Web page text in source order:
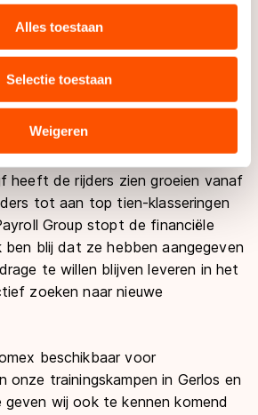
We delen informatie over
site met onze partners voor social
gegevens die u aan hen heeft
verzameld via hun services.
gegevens doorgeven aan
zoals de VS, waar mogelijk geen
geldt volgens de GDPR.
klikken, stemt u in met deze
vindt u in ons
cookiebeleid
Alles toestaan
Selectie toestaan
Weigeren
de sportsponsoring. Het niet
van deze doelen heeft ons doen
middelen op een andere
vindt Ruud Kappe, voorzitter
Group was en is een betrokken
heeft de rijders zien groeien vanaf
tot aan top tien-klasseringen
Group stopt de financiële
ben blij dat ze hebben aangegeven
te willen blijven leveren in het
zoeken naar nieuwe
beschikbaar voor
onze trainingskampen in Gerlos en
geven wij ook te kennen komend